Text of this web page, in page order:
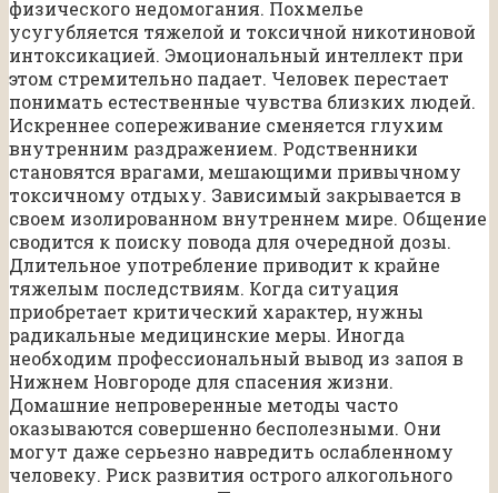
физического недомогания. Похмелье
усугубляется тяжелой и токсичной никотиновой
интоксикацией. Эмоциональный интеллект при
этом стремительно падает. Человек перестает
понимать естественные чувства близких людей.
Искреннее сопереживание сменяется глухим
внутренним раздражением. Родственники
становятся врагами, мешающими привычному
токсичному отдыху. Зависимый закрывается в
своем изолированном внутреннем мире. Общение
сводится к поиску повода для очередной дозы.
Длительное употребление приводит к крайне
тяжелым последствиям. Когда ситуация
приобретает критический характер, нужны
радикальные медицинские меры. Иногда
необходим профессиональный вывод из запоя в
Нижнем Новгороде для спасения жизни.
Домашние непроверенные методы часто
оказываются совершенно бесполезными. Они
могут даже серьезно навредить ослабленному
человеку. Риск развития острого алкогольного